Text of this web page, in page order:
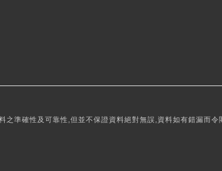
準確性及可靠性,但並不保證資料絕對無誤,資料如有錯漏而令